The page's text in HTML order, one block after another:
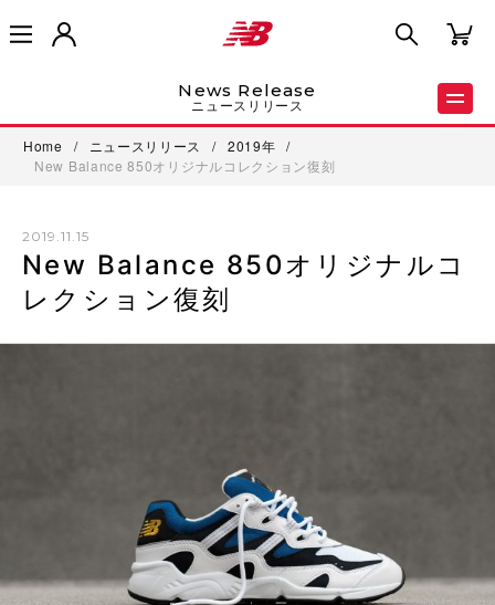
News Release
ニュースリリース
Home / ニュースリリース / 2019年
/
New Balance 850オリジナルコレクション復刻
2019.11.15
New Balance 850オリジナルコ
レクション復刻